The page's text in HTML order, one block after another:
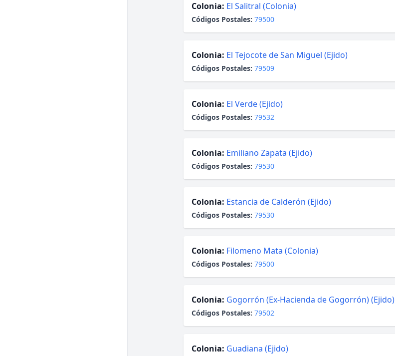
Colonia: El Salitral (Colonia)
Códigos Postales: 79500
Colonia: El Tejocote de San Miguel (Ejido)
Códigos Postales: 79509
Colonia: El Verde (Ejido)
Códigos Postales: 79532
Colonia: Emiliano Zapata (Ejido)
Códigos Postales: 79530
Colonia: Estancia de Calderón (Ejido)
Códigos Postales: 79530
Colonia: Filomeno Mata (Colonia)
Códigos Postales: 79500
Colonia: Gogorrón (Ex-Hacienda de Gogorrón) (Ejido)
Códigos Postales: 79502
Colonia: Guadiana (Ejido)